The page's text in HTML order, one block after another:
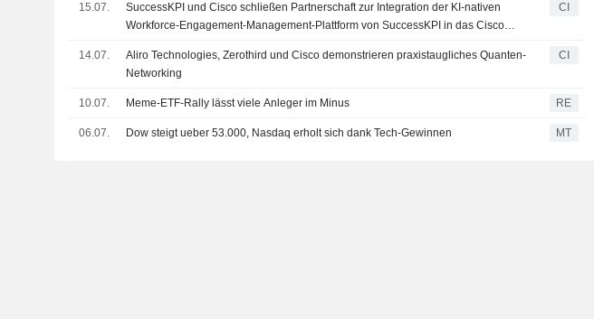
15.07.
SuccessKPI und Cisco schließen Partnerschaft zur Integration der KI-nativen
Workforce-Engagement-Management-Plattform von SuccessKPI in das Cisco
CI
14.07.
Aliro Technologies, Zerothird und Cisco demonstrieren praxistaugliches Quanten-
Networking
CI
10.07. Meme-ETF-Rally lässt viele Anleger im Minus RE
06.07. Dow steigt ueber 53.000, Nasdaq erholt sich dank Tech-Gewinnen MT